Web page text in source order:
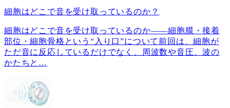
細胞はどこで音を受け取っているのか？
細胞はどこで音を受け取っているのか――細胞膜・接着
部位・細胞骨格という“入り口”について前回は、細胞が
ただ音に反応しているだけでなく、周波数や音圧、波の
かたちと …